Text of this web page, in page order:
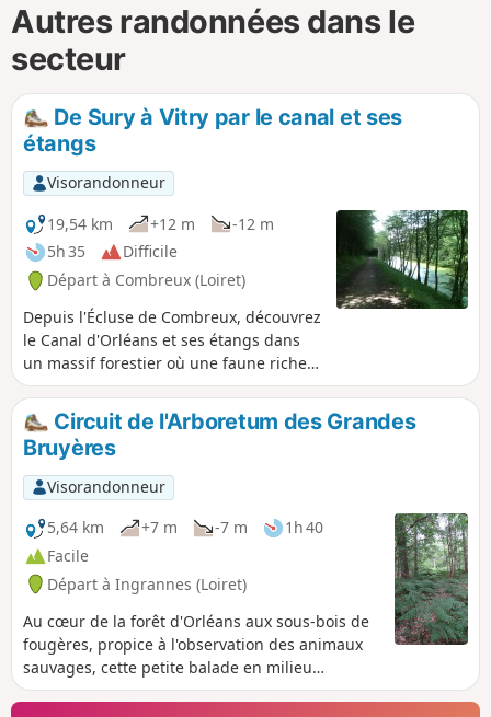
Autres randonnées dans le
secteur
De Sury à Vitry par le canal et ses
étangs
Visorandonneur
19,54 km
+12 m
-12 m
5h 35
Difficile
Départ à Combreux (Loiret)
Depuis l'Écluse de Combreux, découvrez
le Canal d'Orléans et ses étangs dans
un massif forestier où une faune riche
et variée vous accompagnera et se
laissera observer au détour d'un
chemin. Soyez matinal, discret et
attentif pour en profiter. Ne plus se fier
aux photos avec le chemin de halage.
Celui ci est remplacé par la véloroute. La
rando perd un peu de son charme mais
reste très agréable.
Circuit de l'Arboretum des Grandes
Bruyères
Visorandonneur
5,64 km
+7 m -7 m
1h 40
Facile
Départ à Ingrannes (Loiret)
Au cœur de la forêt d'Orléans aux sous-bois de
fougères, propice à l'observation des animaux
sauvages, cette petite balade en milieu
ombragé côtoie de nombreux étangs.